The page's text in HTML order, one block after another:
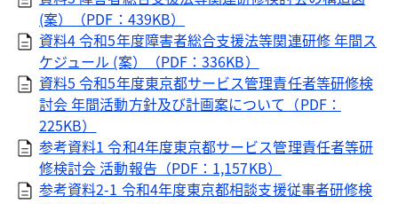
(案）（PDF：439KB）
資料4 令和5年度障害者総合支援法等関連研修 年間ス
ケジュール (案）（PDF：336KB）
資料5 令和5年度東京都サービス管理責任者等研修検
討会 年間活動方針及び計画案について（PDF：
225KB）
参考資料1 令和4年度東京都サービス管理責任者等研
修検討会 活動報告（PDF：1,157KB）
参考資料2-1 令和4年度東京都相談支援従事者研修検